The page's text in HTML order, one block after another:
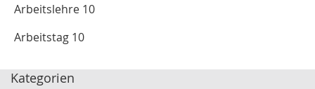
Arbeitslehre 10
Arbeitstag 10
Kategorien